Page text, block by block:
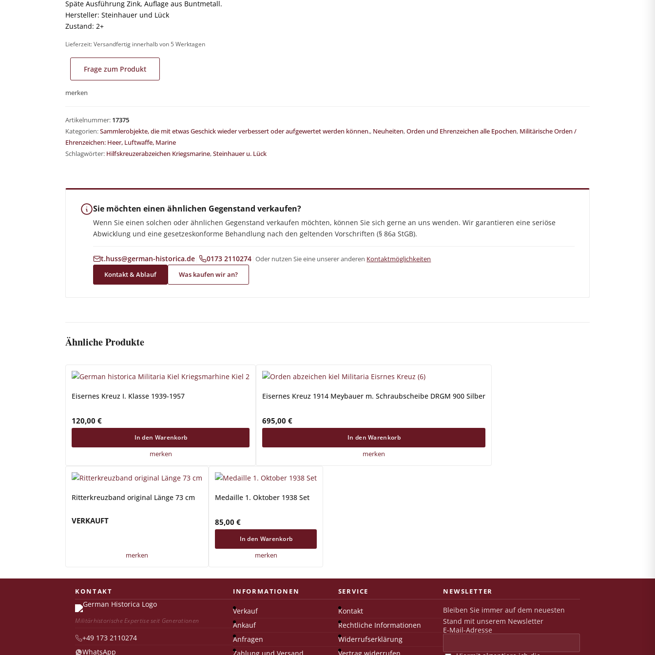
Ausrüstung & Zubehör
Späte Ausführung Zink, Auflage aus Buntmetall.
Hersteller: Steinhauer und Lück
Zustand: 2+
Lieferzeit:Versandfertig innerhalb von 5 Werktagen
Frage zum Produkt
merken
Artikelnummer: 17375
Kategorien:Sammlerobjekte, die mit etwas Geschick wieder verbessert oder aufgewertet werden können., Neuheiten,Orden und Ehrenzeichen alle Epochen, Militärische Orden /
Ehrenzeichen: Heer, Luftwaffe, Marine
Schlagwörter: Hilfskreuzerabzeichen Kriegsmarine,Steinhauer u. Lück
Sie möchten einen ähnlichen Gegenstand verkaufen?
Wenn Sie einen solchen oder ähnlichen Gegenstand verkaufen möchten, können Sie sich gerne an uns wenden. Wir garantieren eine seriöse
Abwicklung und eine gesetzeskonforme Behandlung nach den geltenden Vorschriften (§ 86a StGB).
t.huss@german-historica.de | 0173 2110274 |Oder nutzen Sie eine unserer anderen Kontaktmöglichkeiten
Kontakt & Ablauf
Was kaufen wir an?
Ähnliche Produkte
Eisernes Kreuz I. Klasse 1939-1957
120,00€
In den Warenkorb
merken
Eisernes Kreuz 1914 Meybauer m. Schraubscheibe DRGM 900 Silber
695,00€
In den Warenkorb
merken
Ritterkreuzband original Länge 73 cm
VERKAUFT
merken
Medaille 1. Oktober 1938 Set
85,00€
In den Warenkorb
merken
Militärhistorische Expertise seit Generationen
+49 173 2110274
WhatsApp
INFORMATIONEN
Verkauf
Ankauf
Anfragen
SERVICE
Kontakt
Rechtliche Informationen
Widerrufserklärung
NEWSLETTER
Bleiben Sie immer auf dem neuesten
Stand mit unserem Newsletter
E-Mail-Adresse